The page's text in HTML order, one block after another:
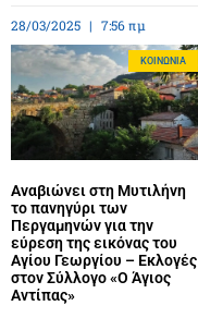
28/03/2025 7:56 πμ
ΚΟΙΝΩΝΊΑ
Αναβιώνει στη Μυτιλήνη
το πανηγύρι των
Περγαμηνών για την
εύρεση της εικόνας του
Αγίου Γεωργίου – Εκλογές
στον Σύλλογο «Ο Άγιος
Αντίπας»